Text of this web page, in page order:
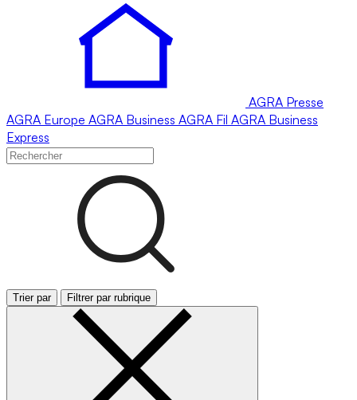
AGRA Presse
AGRA Europe AGRA Business AGRA Fil AGRA Business
Express
Trier par Filtrer par rubrique